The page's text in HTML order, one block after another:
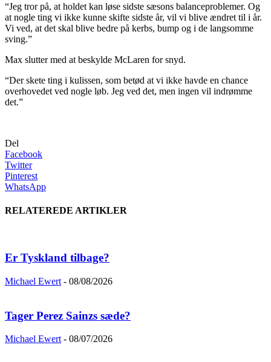
“Jeg tror på, at holdet kan løse sidste sæsons balanceproblemer. Og
at nogle ting vi ikke kunne skifte sidste år, vil vi blive ændret til i år.
Vi ved, at det skal blive bedre på kerbs, bump og i de langsomme
sving.”
Max slutter med at beskylde McLaren for snyd.
“Der skete ting i kulissen, som betød at vi ikke havde en chance
overhovedet ved nogle løb. Jeg ved det, men ingen vil indrømme
det.”
Del
Facebook
Twitter
Pinterest
WhatsApp
RELATEREDE ARTIKLER
Er Tyskland tilbage?
Michael Ewert - 08/08/2026
Tager Perez Sainzs sæde?
Michael Ewert - 08/07/2026